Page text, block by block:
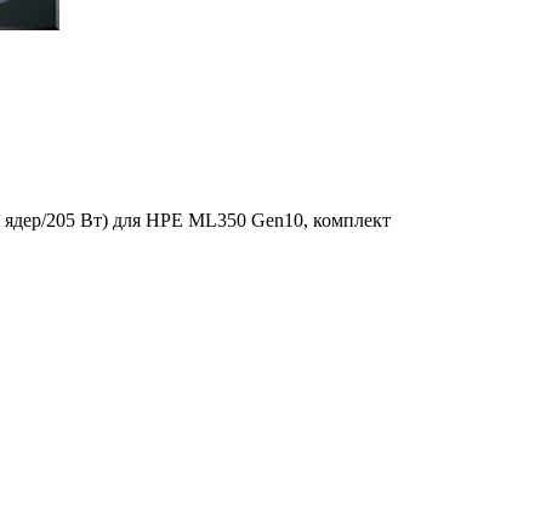
205 Вт) для HPE ML350 Gen10, комплект